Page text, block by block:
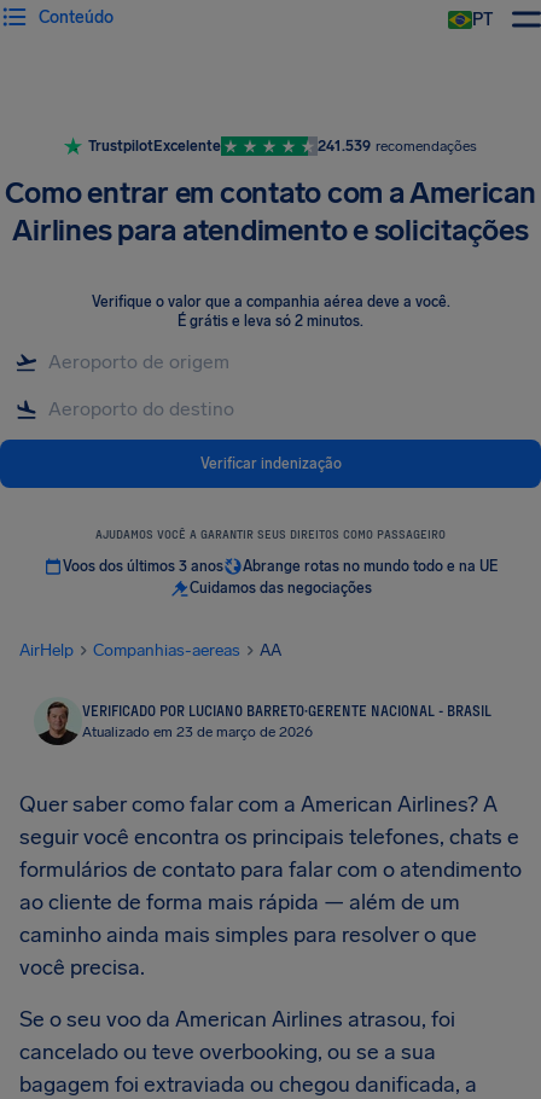
PT
Conteúdo
TrustpilotExcelente 241.539 recomendações
Como entrar em contato com a American
Airlines para atendimento e solicitações
Verifique o valor que a companhia aérea deve a você.
É grátis e leva só 2 minutos.
Verificar indenização
AJUDAMOS VOCÊ A GARANTIR SEUS DIREITOS COMO PASSAGEIRO
Voos dos últimos 3 anos
Abrange rotas no mundo todo e na UE
Cuidamos das negociações
AirHelp Companhias-aereas AA
VERIFICADO POR LUCIANO BARRETO·GERENTE NACIONAL - BRASIL
Atualizado em 23 de março de 2026
Quer saber como falar com a American Airlines? A
seguir você encontra os principais telefones, chats e
formulários de contato para falar com o atendimento
ao cliente de forma mais rápida — além de um
caminho ainda mais simples para resolver o que
você precisa.
Se o seu voo da American Airlines atrasou, foi
cancelado ou teve overbooking, ou se a sua
bagagem foi extraviada ou chegou danificada, a